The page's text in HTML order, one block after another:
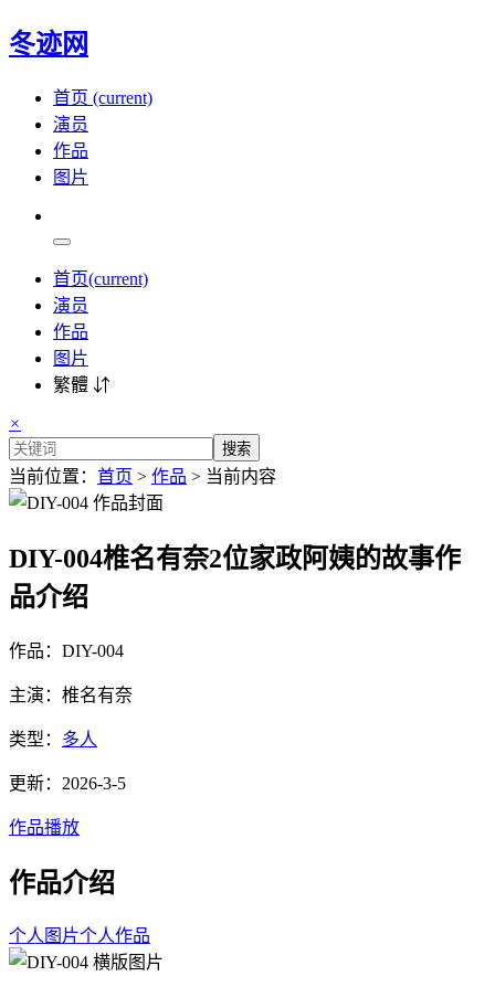
冬迹网
首页 (current)
演员
作品
图片
首页(current)
演员
作品
图片
繁體 ⇵
×
搜索
当前位置： 首页 > 作品 > 当前内容
DIY-004椎名有奈2位家政阿姨的故事作
品介绍
作品：DIY-004
主演：椎名有奈
类型： 多人
更新：2026-3-5
作品播放
作品介绍
个人图片个人作品